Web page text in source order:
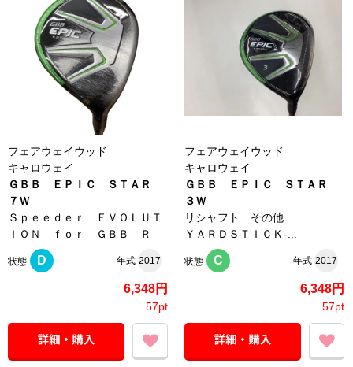
フェアウェイウッド
キャロウェイ
ＧＢＢ ＥＰＩＣ ＳＴＡＲ
７Ｗ
Ｓｐｅｅｄｅｒ ＥＶＯＬＵＴ
ＩＯＮ ｆｏｒ ＧＢＢ Ｒ
状態 D 年式 2017
6,348円
57pt
フェアウェイウッド
キャロウェイ
ＧＢＢ ＥＰＩＣ ＳＴＡＲ
３Ｗ
リシャフト その他
ＹＡＲＤＳＴＩＣＫ-...
状態 C 年式 2017
6,348円
57pt